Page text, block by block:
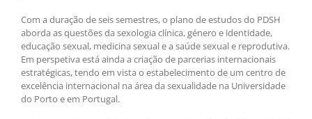
Com a duração de seis semestres, o plano de estudos do PDSH
aborda as questões da sexologia clínica, género e identidade,
educação sexual, medicina sexual e a saúde sexual e reprodutiva.
Em perspetiva está ainda a criação de parcerias internacionais
estratégicas, tendo em vista o estabelecimento de um centro de
excelência internacional na área da sexualidade na Universidade
do Porto e em Portugal.